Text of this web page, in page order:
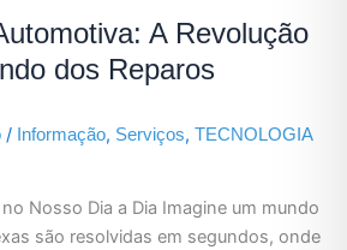
A Revolução
dos Reparos
/ Informação, Serviços, TECNOLOGIA
Nosso Dia a Dia Imagine um mundo
são resolvidas em segundos, onde